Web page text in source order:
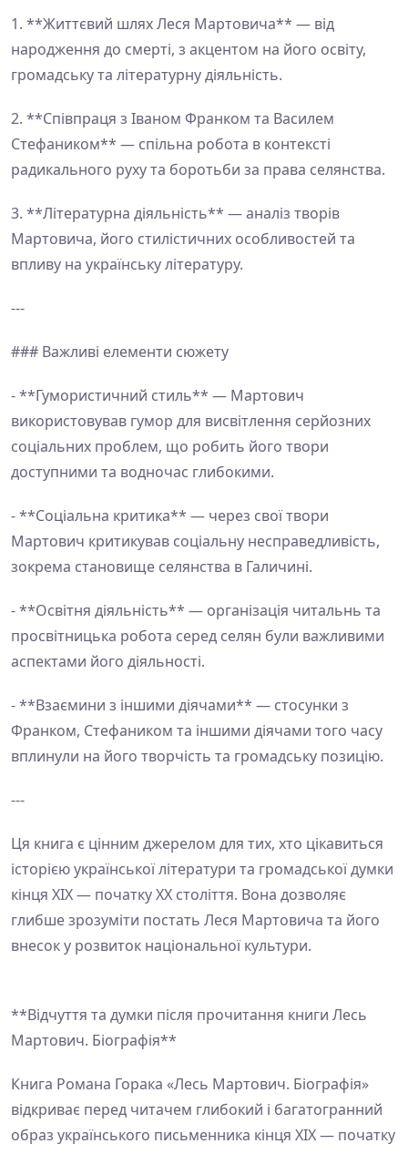
1. **Життєвий шлях Леся Мартовича** — від
народження до смерті, з акцентом на його освіту,
громадську та літературну діяльність.
2. **Співпраця з Іваном Франком та Василем
Стефаником** — спільна робота в контексті
радикального руху та боротьби за права селянства.
3. **Літературна діяльність** — аналіз творів
Мартовича, його стилістичних особливостей та
впливу на українську літературу.
---
### Важливі елементи сюжету
- **Гумористичний стиль** — Мартович
використовував гумор для висвітлення серйозних
соціальних проблем, що робить його твори
доступними та водночас глибокими.
- **Соціальна критика** — через свої твори
Мартович критикував соціальну несправедливість,
зокрема становище селянства в Галичині.
- **Освітня діяльність** — організація читальнь та
просвітницька робота серед селян були важливими
аспектами його діяльності.
- **Взаємини з іншими діячами** — стосунки з
Франком, Стефаником та іншими діячами того часу
вплинули на його творчість та громадську позицію.
---
Ця книга є цінним джерелом для тих, хто цікавиться
історією української літератури та громадської думки
кінця XIX — початку XX століття. Вона дозволяє
глибше зрозуміти постать Леся Мартовича та його
внесок у розвиток національної культури.
**Відчуття та думки після прочитання книги Лесь
Мартович. Біографія**
Книга Романа Горака «Лесь Мартович. Біографія»
відкриває перед читачем глибокий і багатогранний
образ українського письменника кінця XIX — початку